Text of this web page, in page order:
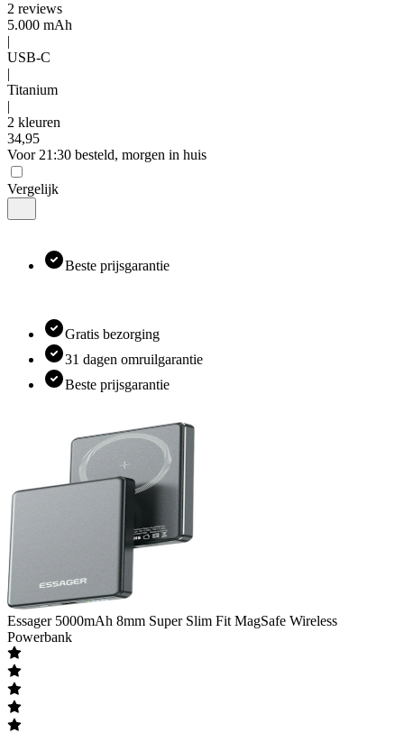
2 reviews
5.000 mAh
|
USB-C
|
Titanium
|
2 kleuren
34,95
Voor 21:30 besteld, morgen in huis
Vergelijk
Beste prijsgarantie
Gratis bezorging
31 dagen omruilgarantie
Beste prijsgarantie
Essager 5000mAh 8mm Super Slim Fit MagSafe Wireless
Powerbank